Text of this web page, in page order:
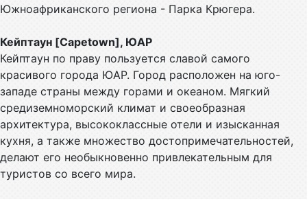
Южноафриканского региона - Парка Крюгера.
Кейптаун [Capetown], ЮАР
Кейптаун по праву пользуется славой самого
красивого города ЮАР. Город расположен на юго-
западе страны между горами и океаном. Мягкий
средиземноморский климат и своеобразная
архитектура, высококлассные отели и изысканная
кухня, а также множество достопримечательностей,
делают его необыкновенно привлекательным для
туристов со всего мира.